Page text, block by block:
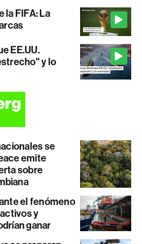
la FIFA: La
EE.UU.
y lo
se
emite
sobre
el fenómeno
y
ganar